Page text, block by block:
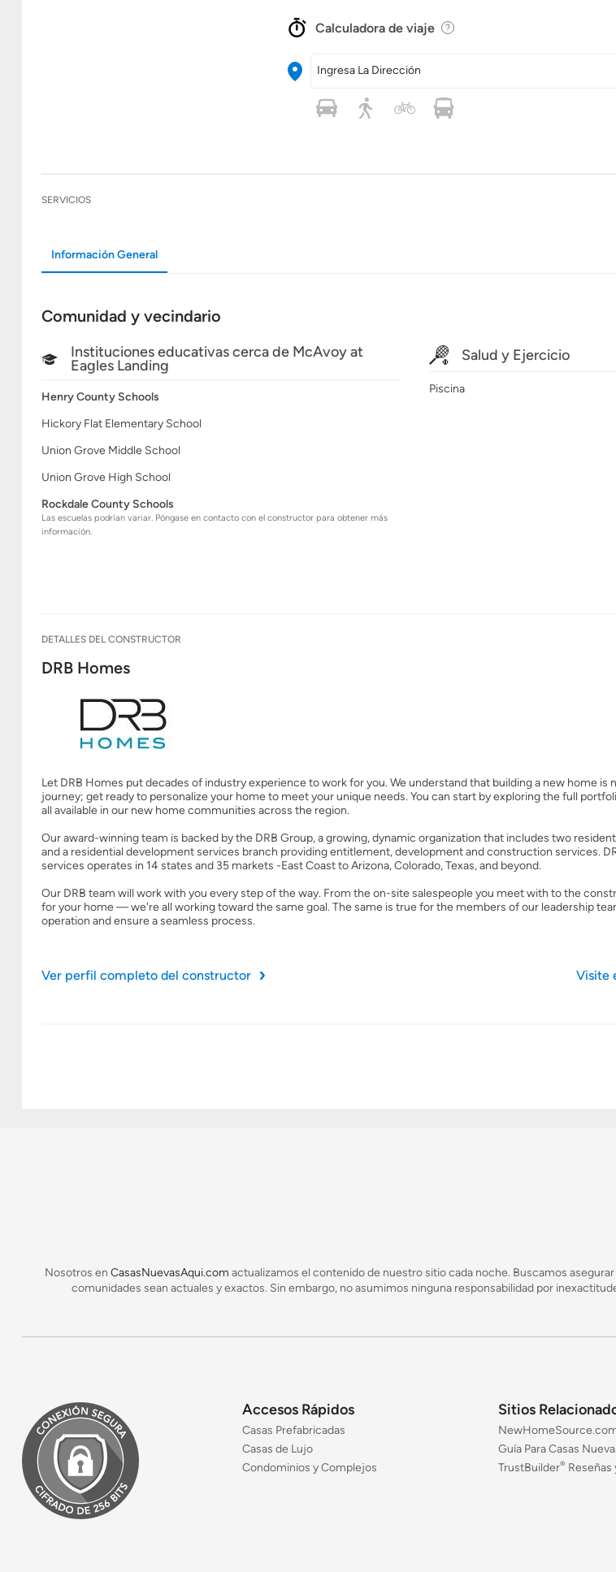
Calculadora de viaje
Ingresa La Dirección
SERVICIOS
Información General
Comunidad y vecindario
Instituciones educativas cerca de McAvoy at
Eagles Landing
Henry County Schools
Hickory Flat Elementary School
Union Grove Middle School
Union Grove High School
Rockdale County Schools
Las escuelas podrían variar. Póngase en contacto con el constructor para obtener más
información.
Salud y Ejercicio
Piscina
DETALLES DEL CONSTRUCTOR
DRB Homes
Let DRB Homes put decades of industry experience to work for you. We understand that building a new home
journey; get ready to personalize your home to meet your unique needs. You can start by exploring the full
all available in our new home communities across the region.
Our award-winning team is backed by the DRB Group, a growing, dynamic organization that includes two
and a residential development services branch providing entitlement, development and construction services.
services operates in 14 states and 35 markets -East Coast to Arizona, Colorado, Texas, and beyond.
Our DRB team will work with you every step of the way. From the on-site salespeople you meet with to the
for your home — we're all working toward the same goal. The same is true for the members of our leadership
operation and ensure a seamless process.
Ver perfil completo del constructor Visite
Nosotros en CasasNuevasAqui.com actualizamos el contenido de nuestro sitio cada noche. Buscamos
comunidades sean actuales y exactos. Sin embargo, no asumimos ninguna responsabilidad por
Accesos Rápidos
Casas Prefabricadas
Casas de Lujo
Condominios y Complejos
Sitios
Guía Para Casas
TrustBuilder® Reseñas